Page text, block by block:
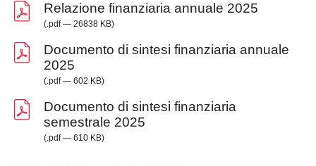
Relazione finanziaria annuale 2025
(.pdf — 26838 KB)
Documento di sintesi finanziaria annuale
2025
(.pdf — 602 KB)
Documento di sintesi finanziaria
semestrale 2025
(.pdf — 610 KB)